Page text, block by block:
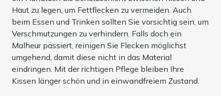
Haut zu legen, um Fettflecken zu vermeiden. Auch
beim Essen und Trinken sollten Sie vorsichtig sein, um
Verschmutzungen zu verhindern. Falls doch ein
Malheur passiert, reinigen Sie Flecken möglichst
umgehend, damit diese nicht in das Material
eindringen. Mit der richtigen Pflege bleiben Ihre
Kissen länger schön und in einwandfreiem Zustand.